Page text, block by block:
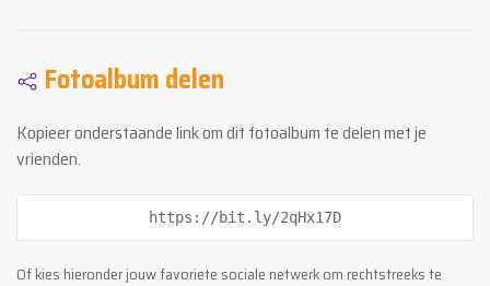
Fotoalbum delen
Kopieer onderstaande link om dit fotoalbum te delen met je
vrienden.
https://bit.ly/2qHx17D
Of kies hieronder jouw favoriete sociale netwerk om rechtstreeks te